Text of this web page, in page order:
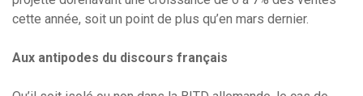
cette année, soit un point de plus qu’en mars dernier.
Aux antipodes du discours français